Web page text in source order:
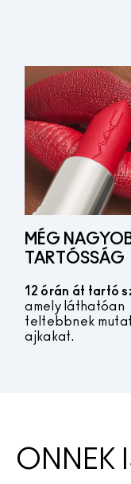
MÉG
TARTÓSSÁG
12 órán át tartó
amely láthatóan
teltebbnek
ajkakat.
ÖNNEK